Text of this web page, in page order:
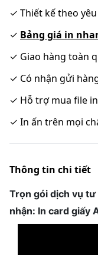
✓ Thiết kế theo
✓ Bảng giá in
✓ Giao hàng toàn
✓ Có nhận gửi
✓ Hỗ trợ mua file
✓ In ấn trên mọi
Thông tin chi tiết
Trọn gói dịch vụ tư
nhận: In card giấy